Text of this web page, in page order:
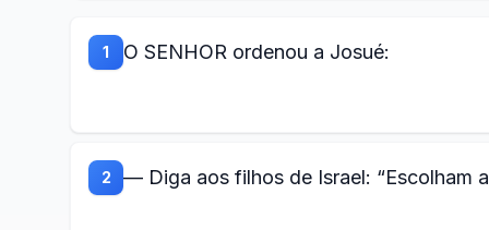
1 O SENHOR ordenou a Josué:
2 — Diga aos filhos de Israel: “Escolham